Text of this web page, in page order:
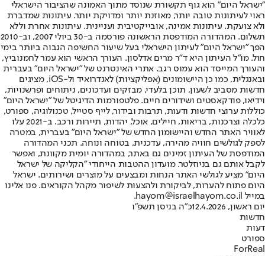
"ישראל היום" הוא גוף תקשורת שנוסד מתוך האמונה שהציבור הישראלי
ראוי לעיתונות טובה יותר, מאוזנת יותר ומדויקת יותר. עיתונות שמדברת
ולא צועקת. עיתונות אמינה, אובייקטיבית ועניינית. עיתונות אחרת וללא
תשלום. המהדורה המודפסת הראשונה פורסמה ב-30 ביולי 2007, וב-2010
הפך "ישראל היום" לעיתון הישראלי בעל שיעור החשיפה הגבוה ביותר בימי
חול. מו"ל העיתון היא ד"ר מרים אדלסון. העורך הראשי הוא עמר לחמנוביץ,
והעורך המייסד הוא עמוס רגב. אתרי האינטרנט של "ישראל היום" בעברית
ובאנגלית, כמו כן היישומונים (אפליקציות) לאנדרואיד ול-iOS, מציגים
חדשות מסביב לשעון, תוכן בלעדי, מבזקים ועדכונים, ניתוחים ופרשנויות,
וידיאו, פודקאסטים ושידורים חיים. פלטפורמות הדיגיטל של "ישראל היום"
כוללות ערוצי חדשות ודעות, תרבות ובידור, לייף סטייל, טכנולוגיה, ספורט,
כלכלה וצרכנות, בריאות, חיילים, אוכל, יהדות, תיירות ורכב. ב-2021 עלו
לאוויר האתר החדש והיישומון החדש של "ישראל היום" בעברית, במטרה
לספק לגולשים חוויה מהירה, עדכנית, בטוחה ונוחה. תכני המהדורה
המודפסת של העיתון זמינים גם באתר, במהדורה יומית מקוונת, ואפשר
לקבל אותם גם בניוזלטר. מועדון ההטבות הייחודי "הקליקה של ישראל
היום" מציע לגולשי האתר הנחות ומבצעים על מוצרים ושירותים. ישראל
היום פתוח להערות, לביקורת ולהצעות לשיפור מקהל הקוראים. פנו אלינו
במייל hayom@israelhayom.co.il.
יום ראשון, 12.4.2026
כ"ה בניסן תשפ"ו
חדשות
דעות
ספורט
ForReal